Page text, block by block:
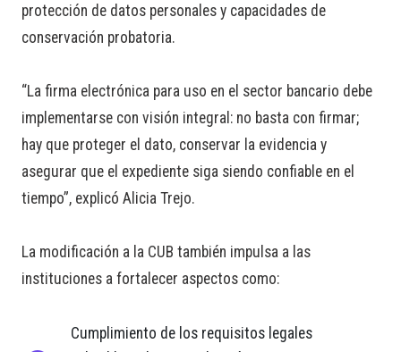
protección de datos personales y capacidades de
conservación probatoria.
“La firma electrónica para uso en el sector bancario debe
implementarse con visión integral: no basta con firmar;
hay que proteger el dato, conservar la evidencia y
asegurar que el expediente siga siendo confiable en el
tiempo”, explicó Alicia Trejo.
La modificación a la CUB también impulsa a las
instituciones a fortalecer aspectos como:
Cumplimiento de los requisitos legales